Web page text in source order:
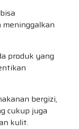
produk yang
bergizi,
cukup juga
kulit.